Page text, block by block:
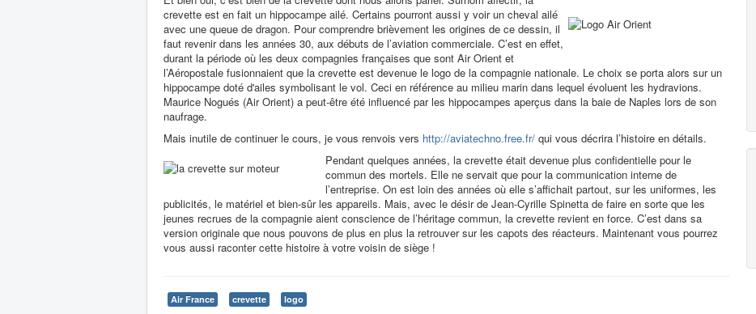
crevette est en fait un hippocampe ailé. Certains pourront aussi y voir un cheval ailé
avec une queue de dragon. Pour comprendre brièvement les origines de ce dessin, il
faut revenir dans les années 30, aux débuts de l’aviation commerciale. C’est en effet,
durant la période où les deux compagnies françaises que sont Air Orient et
l’Aéropostale fusionnaient que la crevette est devenue le logo de la compagnie nationale. Le choix se porta alors sur un
hippocampe doté d'ailes symbolisant le vol. Ceci en référence au milieu marin dans lequel évoluent les hydravions.
Maurice Nogués (Air Orient) a peut-être été influencé par les hippocampes aperçus dans la baie de Naples lors de son
naufrage.
Mais inutile de continuer le cours, je vous renvois vers http://aviatechno.free.fr/ qui vous décrira l’histoire en détails.
Pendant quelques années, la crevette était devenue plus confidentielle pour le
commun des mortels. Elle ne servait que pour la communication interne de
l’entreprise. On est loin des années où elle s’affichait partout, sur les uniformes, les
publicités, le matériel et bien-sûr les appareils. Mais, avec le désir de Jean-Cyrille Spinetta de faire en sorte que les
jeunes recrues de la compagnie aient conscience de l’héritage commun, la crevette revient en force. C’est dans sa
version originale que nous pouvons de plus en plus la retrouver sur les capots des réacteurs. Maintenant vous pourrez
vous aussi raconter cette histoire à votre voisin de siège !
Air France crevette logo